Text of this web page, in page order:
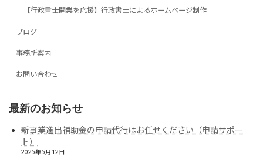
【行政書士開業を応援】行政書士によるホームページ制作
ブログ
事務所案内
お問い合わせ
最新のお知らせ
新事業進出補助金の申請代行はお任せください（申請サポー
ト）
2025年5月12日